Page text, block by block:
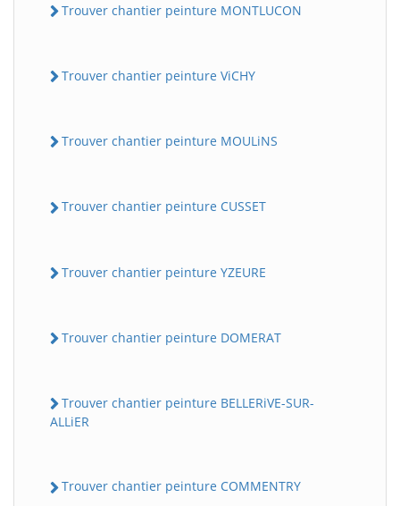
Trouver chantier peinture MONTLUCON
Trouver chantier peinture ViCHY
Trouver chantier peinture MOULiNS
Trouver chantier peinture CUSSET
Trouver chantier peinture YZEURE
Trouver chantier peinture DOMERAT
Trouver chantier peinture BELLERiVE-SUR-
ALLiER
Trouver chantier peinture COMMENTRY